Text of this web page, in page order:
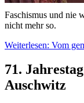
Faschismus und nie
nicht mehr so.
Weiterlesen: Vom
71.
Auschwitz